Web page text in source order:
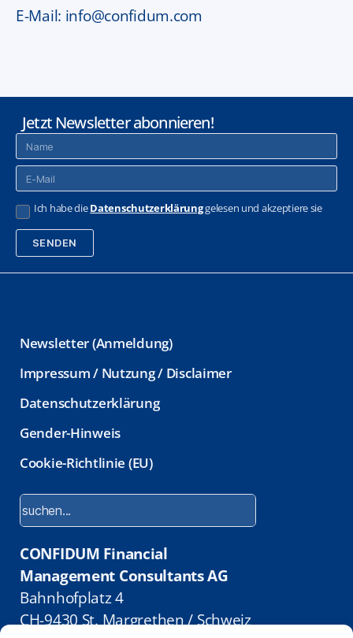
i
:
E-Mail: info@confidum.com
Jetzt Newsletter abonnieren!
Ich habe dieDatenschutzerklärunggelesen und akzeptiere sie
SENDEN
A
e
CONFIDUM Financial
Management Consultants AG
Bahnhofplatz 4
CH-9430 St. Margrethen /Schweiz
Newsletter (Anmeldung)
Impressum / Nutzung / Disclaimer
Datenschutzerklärung
Gender-Hinweis
Cookie-Richtlinie (EU)